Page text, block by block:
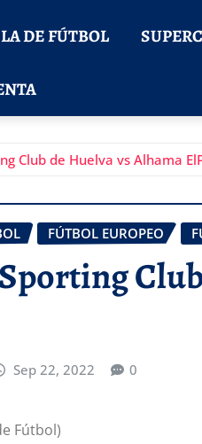
DE FÚTBOL
Club de Huelva vs Alhama
FÚTBOL EUROPEO
Sep 22, 2022 0
Fútbol)